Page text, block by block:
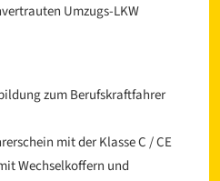
Umzugs-LKW
zum Berufskraftfahrer
mit der Klasse C / CE
Wechselkoffern und